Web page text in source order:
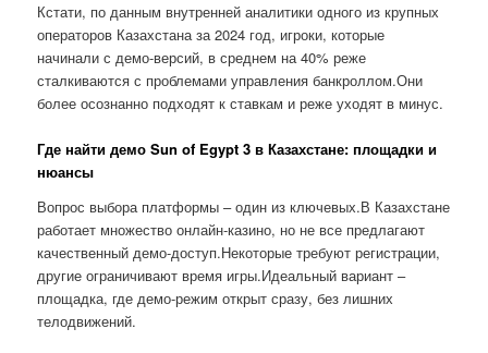
Кстати, по данным внутренней аналитики одного из крупных
операторов Казахстана за 2024 год, игроки, которые
начинали с демо-версий, в среднем на 40% реже
сталкиваются с проблемами управления банкроллом.Они
более осознанно подходят к ставкам и реже уходят в минус.
Где найти демо Sun of Egypt 3 в Казахстане: площадки и
нюансы
Вопрос выбора платформы – один из ключевых.В Казахстане
работает множество онлайн-казино, но не все предлагают
качественный демо-доступ.Некоторые требуют регистрации,
другие ограничивают время игры.Идеальный вариант –
площадка, где демо-режим открыт сразу, без лишних
телодвижений.